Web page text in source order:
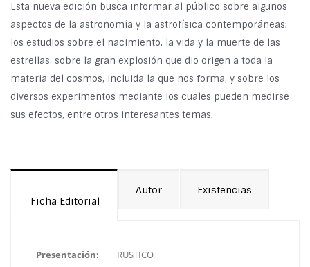
Esta nueva edición busca informar al público sobre algunos
aspectos de la astronomía y la astrofísica contemporáneas:
los estudios sobre el nacimiento, la vida y la muerte de las
estrellas, sobre la gran explosión que dio origen a toda la
materia del cosmos, incluida la que nos forma, y sobre los
diversos experimentos mediante los cuales pueden medirse
sus efectos, entre otros interesantes temas.
Ficha Editorial
Autor Existencias
Presentación: RUSTICO